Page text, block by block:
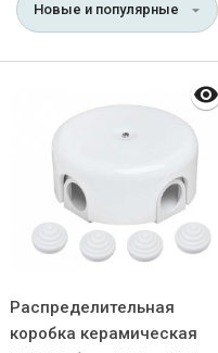
Новые и популярные
Распределительная
коробка керамическая